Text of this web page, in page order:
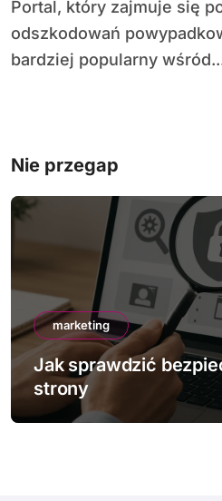
Portal, który zajmuje się pomocą w uzyskiwaniu
odszkodowań
bardziej popularny
Nie przegap
marketing
Jak sprawdzić
strony